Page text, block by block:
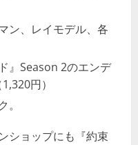
ン、レイモデル、各
』Season 2のエンデ
円）
ショップにも『約束